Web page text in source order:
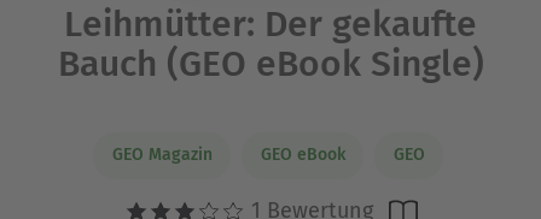
Leihmütter: Der gekaufte
Bauch (GEO eBook Single)
GEO Magazin GEO eBook GEO
1 Bewertung